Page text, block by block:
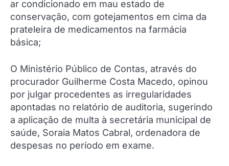
ar condicionado em mau estado de
conservação, com gotejamentos em cima da
prateleira de medicamentos na farmácia
básica;
O Ministério Público de Contas, através do
procurador Guilherme Costa Macedo, opinou
por julgar procedentes as irregularidades
apontadas no relatório de auditoria, sugerindo
a aplicação de multa à secretária municipal de
saúde, Soraia Matos Cabral, ordenadora de
despesas no período em exame.